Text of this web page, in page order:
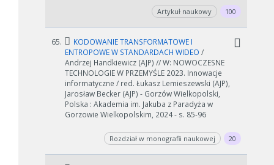
Artykuł naukowy 100
65.
KODOWANIE TRANSFORMATOWE I
ENTROPOWE W STANDARDACH WIDEO /
Andrzej Handkiewicz (AJP) // W: NOWOCZESNE
TECHNOLOGIE W PRZEMYŚLE 2023. Innowacje
informatyczne / red. Łukasz Lemieszewski (AJP),
Jarosław Becker (AJP) - Gorzów Wielkopolski,
Polska : Akademia im. Jakuba z Paradyża w
Gorzowie Wielkopolskim, 2024 - s. 85-96
Rozdział w monografii naukowej 20